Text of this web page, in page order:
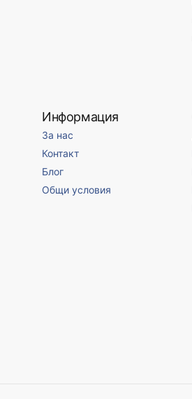
Информация
За нас
Контакт
Блог
Общи условия